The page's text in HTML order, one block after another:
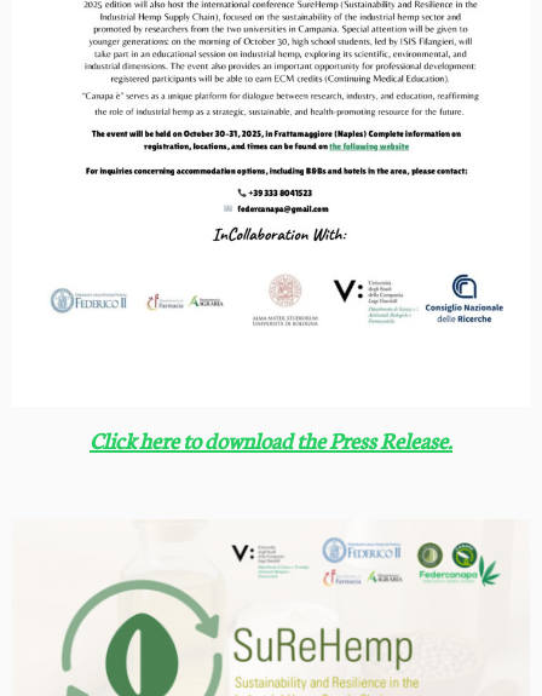
Click here to download the Press Release.